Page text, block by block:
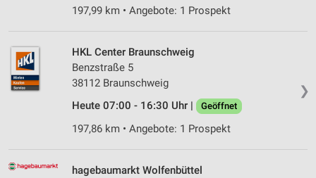
197,99 km • Angebote: 1 Prospekt
❯
HKL Center Braunschweig
Benzstraße 5
38112 Braunschweig
Heute 07:00 - 16:30 Uhr |
Geöffnet
197,86 km • Angebote: 1 Prospekt
hagebaumarkt Wolfenbüttel